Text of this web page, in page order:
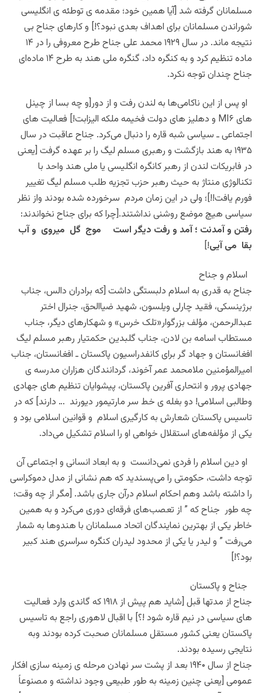
مسلمانان گرفته شد [آیا همین خود؛ مقدمه ی توطئه ی انگلیسی
شوراندن مسلمانان برای اهداف بعدی نبود؟!] و کارهای جناح بی
نتیجه ماند. در سال ۱۹۲۹ محمد علی جناح طرح معروفی را در ۱۴
ماده تنظیم کرد و به کنگره داد، گنگره ملی هند به طرح ۱۴ ماده‌ای
جناح چندان توجه نکرد.
او پس از این ناکامی‌ها به لندن رفت و از دور[و چه بسا از چینل
های MI۶ و دهلیز های دولت فخیمه ملکه الیزابت!] فعالیت های
اجتماعی ـ سیاسی شبه قاره را دنبال می‌کرد. جناح عاقبت در سال
۱۹۳۵ به هند بازگشت و رهبری مسلم لیگ را بر عهده گرفت [یعنی
در فابریکات لندن از رهبر کانگره انگلیسی یا ملی هند واحد با
تکنالوژی منتاژ به حیث رهبر حزب تجزیه طلب مسلم لیگ تغییر
فورم یافت!!]؛ ولی در این زمان مردم سرخورده شده بودند واز نظر
سیاسی هیچ موضع روشنی نداشتند.[چرا که برای جناح نخواندند:
رفتن و آمدنت ؛ آمد و رفت دیگر است موج گل میروی و آب
بقا می آیی!]
اسلام و جناح
جناح به قدری به اسلام دلبستگی داشت [که برادران دالس، جناب
برژینسکی، فقید چارلی ویلسون، شهید ضیاالحق، جنرال اختر
عبدالرحمن، مؤلف بزرگوار«تلک خرس» و شهکارهای دیگر، جناب
مستطاب اسامه بن لادن، جناب گلبدین حکمتیار رهبر مسلم لیگ
افغانستان و جهاد گر برای کانفدراسیون پاکستان ـ افغانستان، جناب
امیرالمؤمنین ملامحمد عمر آخوند، گردانندگان هزاران مدرسه ی
جهادی پرور و انتحاری آفرین پاکستان، پیشوایان تنظیم های جهادی
وطالبی اسلامی! دو بغله ی خط سر مارتیمور دیورند … دارند] که در
تاسیس پاکستان شعارش به کارگیری اسلام و قوانین اسلامی بود و
یکی از مؤلفه‌های استقلال خواهی او را اسلام تشکیل می‌داد.
او دین اسلام را فردی نمی‌دانست و به ابعاد انسانی و اجتماعی آن
توجه داشت، حکومتی را می‌پسندید که هم نشانی از مدل دموکراسی
را داشته باشد وهم احکام اسلام درآن جاری باشد. [مگر از چه وقت؛
چه طور جناح که ” از تعصب‌های فرقه‌ای دوری می‌کرد و به همین
خاطر یکی از بهترین نمایندگان اتحاد مسلمانان با هندوها به شمار
می‌رفت ” و لیدر یا یکی از محدود لیدران کنگره سراسری هند کبیر
بود؟!]
جناح و پاکستان
جناح از مدتها قبل [شاید هم پیش از ۱۹۱۸ که گاندی وارد فعالیت
های سیاسی در نیم قاره شود !؟] با اقبال لاهوری راجع به تاسیس
پاکستان یعنی کشور مستقل مسلمانان صحبت کرده بودند وبه
نتایجی رسیده بودند.
جناح از سال ۱۹۴۰ بعد از پشت سر نهادن مرحله ی زمینه سازی افکار
عمومی [یعنی چنین زمینه به طور طبیعی وجود نداشته و مصنوعاً